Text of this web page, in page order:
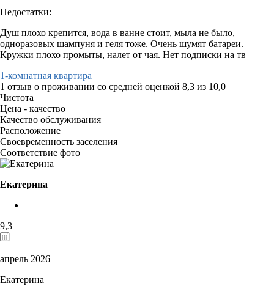
Недостатки:
Душ плохо крепится, вода в ванне стоит, мыла не было,
одноразовых шампуня и геля тоже. Очень шумят батареи.
Кружки плохо промыты, налет от чая. Нет подписки на тв
1-комнатная квартира
1 отзыв о проживании со средней оценкой 8,3 из 10,0
Чистота
Цена - качество
Качество обслуживания
Расположение
Своевременность заселения
Соответствие фото
Екатерина
9,3
апрель 2026
Екатерина